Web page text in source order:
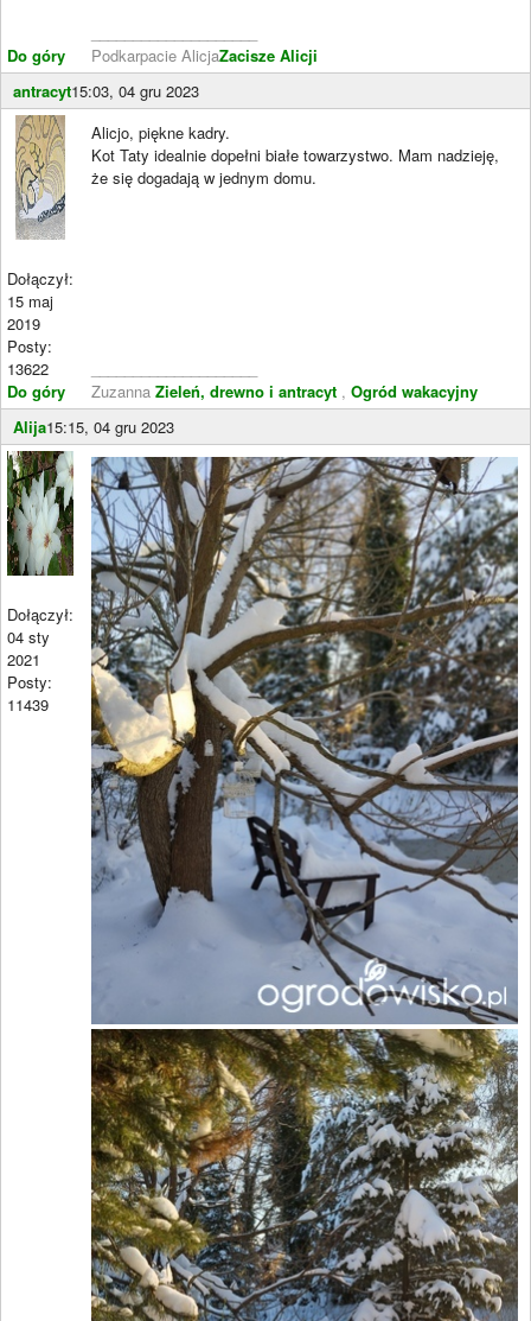
Do góry
Podkarpacie AlicjaZacisze Alicji
antracyt15:03, 04 gru 2023
Dołączył:
15 maj
2019
Posty:
13622
Do góry
Alicjo, piękne kadry.
Kot Taty idealnie dopełni białe towarzystwo. Mam nadzieję,
że się dogadają w jednym domu.
Zuzanna Zieleń, drewno i antracyt , Ogród wakacyjny
Alija15:15, 04 gru 2023
Dołączył:
04 sty
2021
Posty:
11439